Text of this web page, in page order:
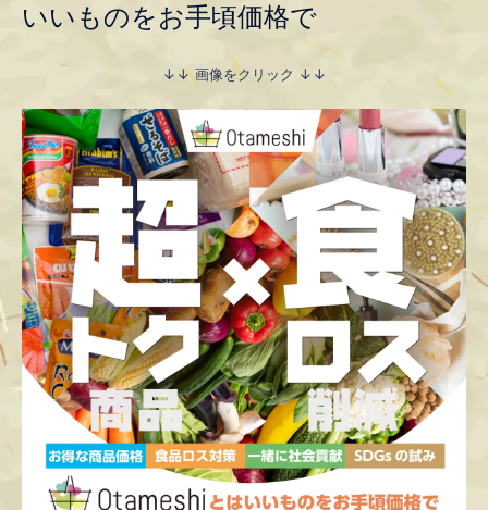
いいものをお手頃価格で
↓↓ 画像をクリック ↓↓